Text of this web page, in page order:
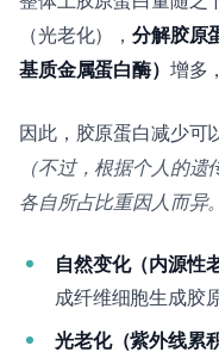
（光老化），分解胶原
基质金属蛋白酶） 增多
因此，胶原蛋白减少可
（不过，根据个人的遗
各自所占比重因人而异
自然变化（内源性
成纤维细胞生成胶
光老化（紫外线累